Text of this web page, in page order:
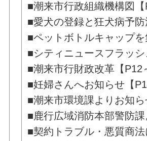
■潮来市行政組織機構図【
■愛犬の登録と狂犬病予
■ペットボトルキャップを
■シティニュースフラッシ
■潮来市行財政改革【P12
■妊婦さんへお知らせ【
■潮来市環境課よりお知ら
■鹿行広域消防本部警防
■契約トラブル・悪質商法